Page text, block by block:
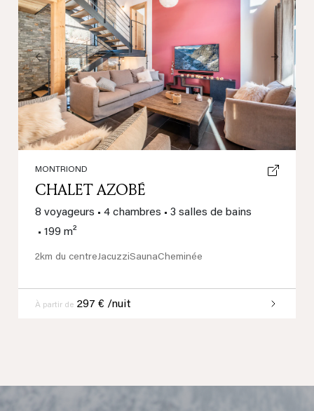
Previous Next
MONTRIOND
CHALET AZOBÉ
8 voyageurs • 4 chambres • 3 salles de bains
• 199 m²
2km du centreJacuzziSaunaCheminée
À partir de 297 € /nuit